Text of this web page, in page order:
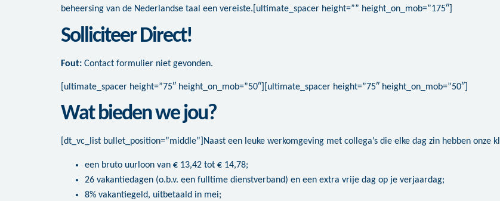
beheersing van de Nederlandse taal een vereiste.[ultimate_spacer height=”” height_on_mob=”175″]
Solliciteer Direct!
Fout: Contact formulier niet gevonden.
[ultimate_spacer height=”75″ height_on_mob=”50″][ultimate_spacer height=”75″ height_on_mob=”50″]
Wat bieden we jou?
[dt_vc_list bullet_position=”middle”]Naast een leuke werkomgeving met collega’s die elke dag zin hebben onze
een bruto uurloon van € 13,42 tot € 14,78;
26 vakantiedagen (o.b.v. een fulltime dienstverband) en een extra vrije dag op je verjaardag;
8% vakantiegeld, uitbetaald in mei;